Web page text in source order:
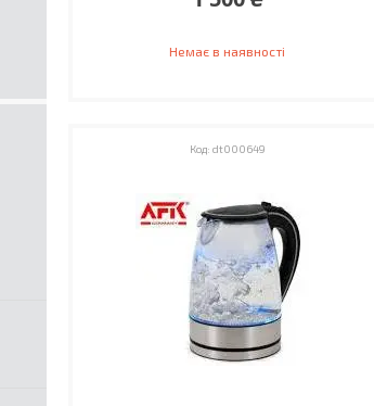
Немає в наявності
dt000649